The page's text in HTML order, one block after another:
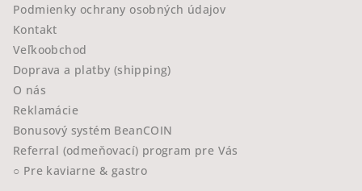
Podmienky ochrany osobných údajov
Kontakt
Veľkoobchod
Doprava a platby (shipping)
O nás
Reklamácie
Bonusový systém BeanCOIN
Referral (odmeňovací) program pre Vás
○ Pre kaviarne & gastro